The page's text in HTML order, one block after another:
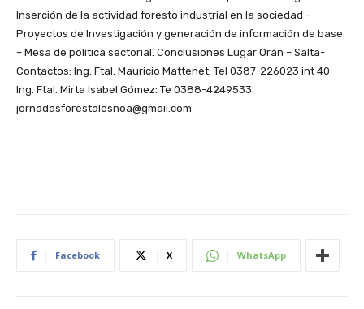
Inserción de la actividad foresto industrial en la sociedad –
Proyectos de Investigación y generación de información de base
– Mesa de política sectorial. Conclusiones Lugar Orán – Salta-
Contactos: Ing. Ftal. Mauricio Mattenet: Tel 0387-226023 int 40
Ing. Ftal. Mirta Isabel Gómez: Te 0388-4249533
jornadasforestalesnoa@gmail.com
Facebook X WhatsApp